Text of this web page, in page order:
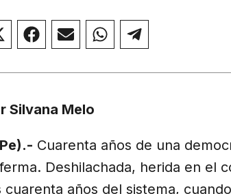
Compartir
en
Compartir
en
Compartir
en
Compartir
en
Silvana Melo
Cuarenta años de una
Deshilachada, herida en el
cuarenta años del sistema,